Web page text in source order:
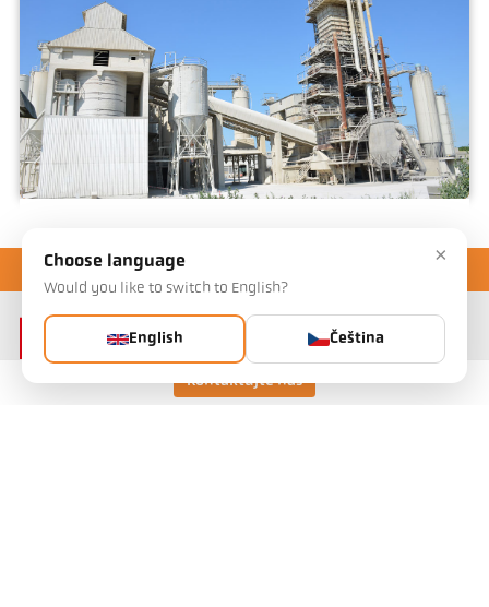
Kontaktujte nás
×
Choose language
Would you like to switch to English?
English Čeština